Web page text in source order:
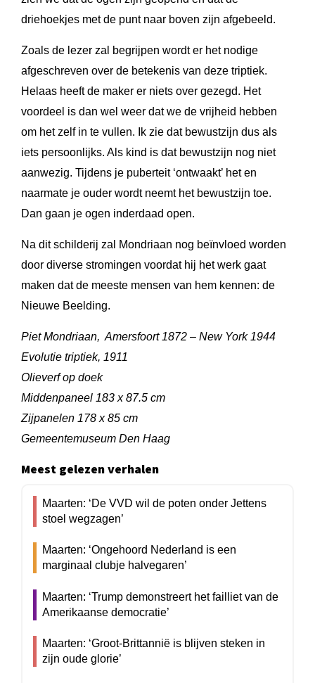
driehoekjes met de punt naar boven zijn afgebeeld.
Zoals de lezer zal begrijpen wordt er het nodige
afgeschreven over de betekenis van deze triptiek.
Helaas heeft de maker er niets over gezegd. Het
voordeel is dan wel weer dat we de vrijheid hebben
om het zelf in te vullen. Ik zie dat bewustzijn dus als
iets persoonlijks. Als kind is dat bewustzijn nog niet
aanwezig. Tijdens je puberteit ‘ontwaakt’ het en
naarmate je ouder wordt neemt het bewustzijn toe.
Dan gaan je ogen inderdaad open.
Na dit schilderij zal Mondriaan nog beïnvloed worden
door diverse stromingen voordat hij het werk gaat
maken dat de meeste mensen van hem kennen: de
Nieuwe Beelding.
Piet Mondriaan, Amersfoort 1872 – New York 1944
Evolutie triptiek, 1911
Olieverf op doek
Middenpaneel 183 x 87.5 cm
Zijpanelen 178 x 85 cm
Gemeentemuseum Den Haag
Meest gelezen verhalen
Maarten: ‘De VVD wil de poten onder Jettens
stoel wegzagen’
Maarten: ‘Ongehoord Nederland is een
marginaal clubje halvegaren’
Maarten: ‘Trump demonstreert het failliet van de
Amerikaanse democratie’
Maarten: ‘Groot-Brittannië is blijven steken in
zijn oude glorie’